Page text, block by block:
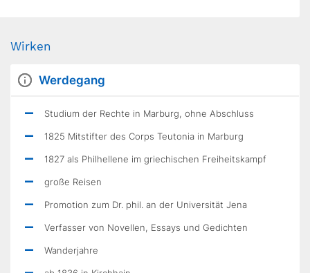
Wirken
Werdegang
Studium der Rechte in Marburg, ohne Abschluss
1825 Mitstifter des Corps Teutonia in Marburg
1827 als Philhellene im griechischen Freiheitskampf
große Reisen
Promotion zum Dr. phil. an der Universität Jena
Verfasser von Novellen, Essays und Gedichten
Wanderjahre